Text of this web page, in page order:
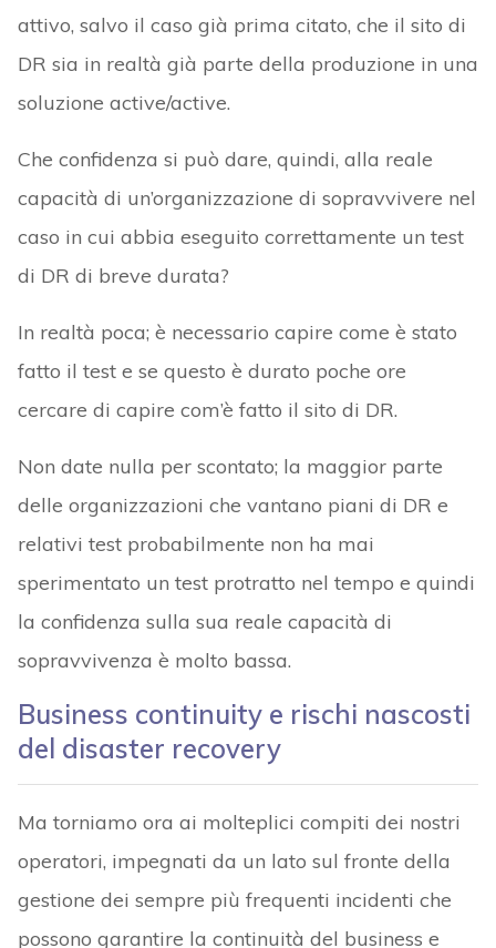
attivo, salvo il caso già prima citato, che il sito di
DR sia in realtà già parte della produzione in una
soluzione active/active.
Che confidenza si può dare, quindi, alla reale
capacità di un’organizzazione di sopravvivere nel
caso in cui abbia eseguito correttamente un test
di DR di breve durata?
In realtà poca; è necessario capire come è stato
fatto il test e se questo è durato poche ore
cercare di capire com’è fatto il sito di DR.
Non date nulla per scontato; la maggior parte
delle organizzazioni che vantano piani di DR e
relativi test probabilmente non ha mai
sperimentato un test protratto nel tempo e quindi
la confidenza sulla sua reale capacità di
sopravvivenza è molto bassa.
Business continuity e rischi nascosti
del disaster recovery
Ma torniamo ora ai molteplici compiti dei nostri
operatori, impegnati da un lato sul fronte della
gestione dei sempre più frequenti incidenti che
possono garantire la continuità del business e